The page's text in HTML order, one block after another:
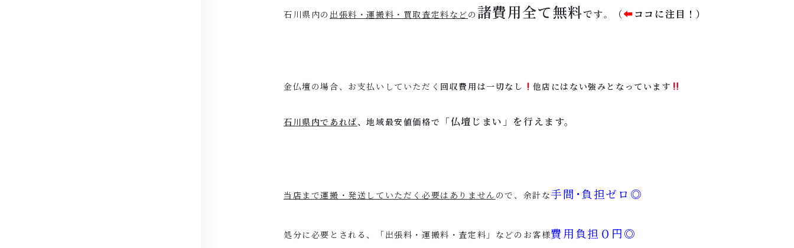
石川県内の 出張料・運搬料・買取査定料などの 諸費用全て無料です。 （⬅︎ココに注目！）
金仏壇の場合、お支払いしていただく 回収費用は一切なし 他店にはない強みとなっています
石川県内であれば、地域最安値価格で 「仏壇じまい」を行えます。
当店まで運搬・発送していただく必要はありません ので、余計な手間･負担ゼロ◎
処分に必要とされる、「出張料・運搬料・査定料」などのお客様費用負担０円◎